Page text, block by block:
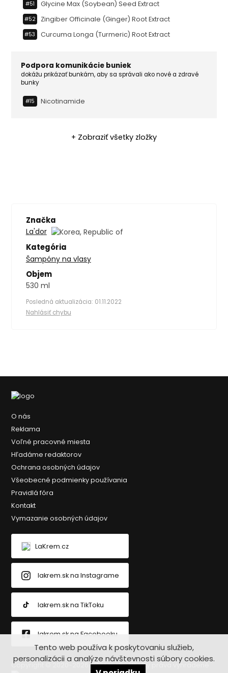
#51 Glycine Max (soybean) Seed Extract
#52 Zingiber Officinale (ginger) Root Extract
#53 Curcuma Longa (turmeric) Root Extract
Podpora komunikácie buniek
dokážu prikázať bunkám, aby sa správali ako nové a zdravé
bunky
#15 Nicotinamide
+ Zobraziť všetky zložky
Značka
La'dor
Kategória
Šampóny na vlasy
Objem
530 ml
Posledná aktualizácia: 01.11.2022
Nahlásiť chybu
O nás
Reklama
Voľné pracovné miesta
Hľadáme redaktorov
Ochrana osobných údajov
Všeobecné podmienky používania
Pravidlá fóra
Kontakt
Vymazanie osobných údajov
LaKrem.cz
lakrem.sk na Instagrame
lakrem.sk na TikToku
lakrem.sk na Facebooku
Copyright © 2020-2026 Lakrem.sk - Všetky práva vyhradené
Tento web používa k poskytovaniu služieb,
personalizácii a analýze návštevnosti súbory cookies.